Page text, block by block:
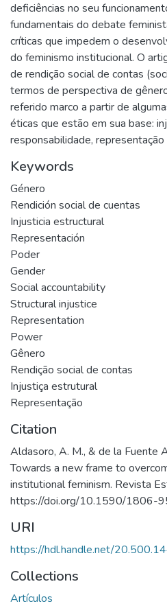
deficiências no seu
fundamentais do debate
críticas que impedem o
do feminismo institucional. O
de rendição social de contas
termos de perspectiva de
referido marco a partir de
éticas que estão em sua base:
responsabilidade, representação
Keywords
Género
Rendición social de cuentas
Injusticia estructural
Representación
Poder
Gender
Social accountability
Structural injustice
Representation
Power
Gênero
Rendição social de contas
Injustiça estrutural
Representação
Citation
Aldasoro, A. M., & de la Fuente
Towards a new frame to
institutional feminism. Revista
https://doi.org/10.1590/
URI
https://hdl.handle.net/
Collections
Artículos